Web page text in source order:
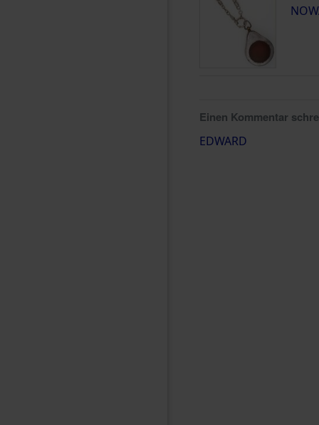
Einen Kommentar
EDWARD